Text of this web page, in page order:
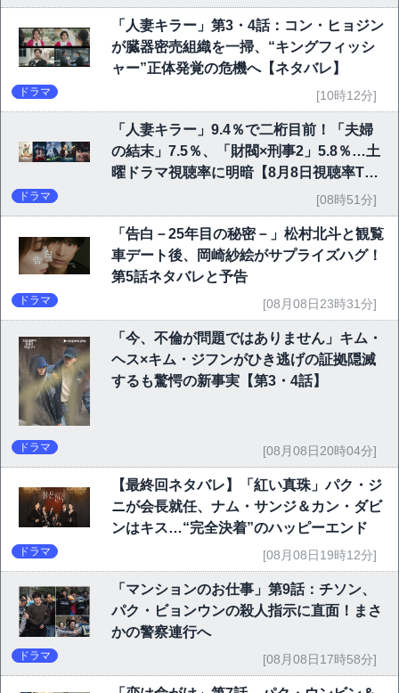
「人妻キラー」第3・4話：コン・ヒョジン
が臓器密売組織を一掃、“キングフィッシ
ャー”正体発覚の危機へ【ネタバレ】
ドラマ [10時12分]
「人妻キラー」9.4％で二桁目前！「夫婦
の結末」7.5％、「財閥×刑事2」5.8％…土
曜ドラマ視聴率に明暗【8月8日視聴率TO
ドラマ [08時51分]
「告白－25年目の秘密－」松村北斗と観覧
車デート後、岡崎紗絵がサプライズハグ！
第5話ネタバレと予告
ドラマ [08月08日23時31分]
「今、不倫が問題ではありません」キム・
ヘス×キム・ジフンがひき逃げの証拠隠滅
するも驚愕の新事実【第3・4話】
ドラマ [08月08日20時04分]
【最終回ネタバレ】「紅い真珠」パク・ジ
ニが会長就任、ナム・サンジ＆カン・ダビ
ンはキス…“完全決着”のハッピーエンド
ドラマ [08月08日19時12分]
「マンションのお仕事」第9話：チソン、
パク・ビョンウンの殺人指示に直面！まさ
かの警察連行へ
ドラマ [08月08日17時58分]